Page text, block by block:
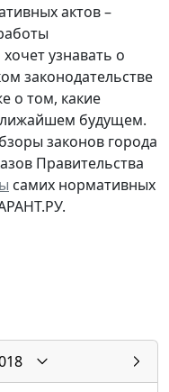
актов –
узнавать о
законодательстве
о том, какие
будущем.
законов города
Правительства
самих нормативных